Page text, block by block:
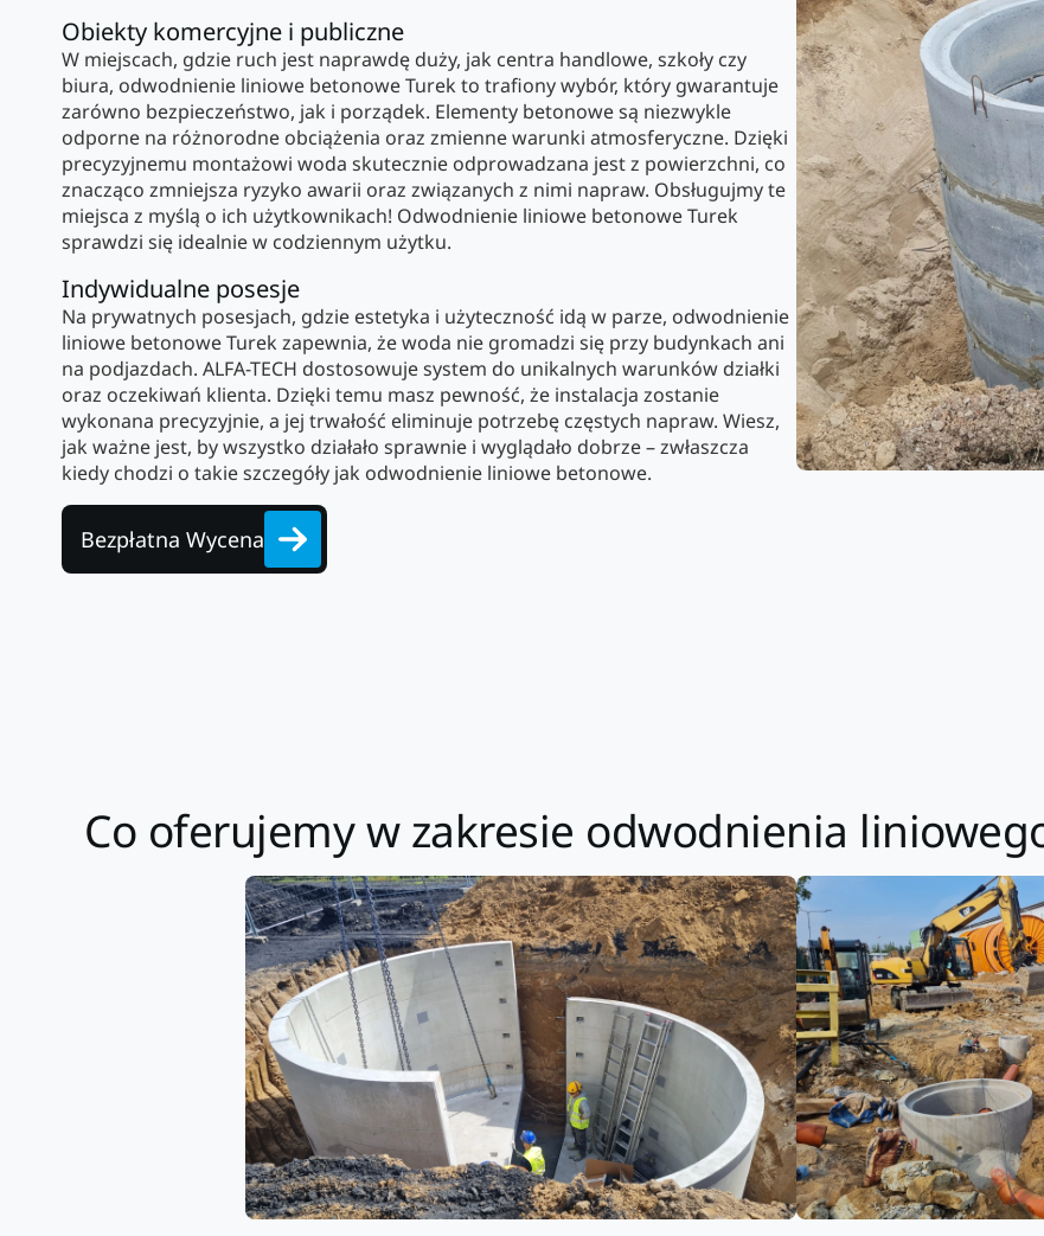
Obiekty komercyjne i publiczne
W miejscach, gdzie ruch jest naprawdę duży, jak centra handlowe, szkoły czy
biura, odwodnienie liniowe betonowe Turek to trafiony wybór, który gwarantuje
zarówno bezpieczeństwo, jak i porządek. Elementy betonowe są niezwykle
odporne na różnorodne obciążenia oraz zmienne warunki atmosferyczne. Dzięki
precyzyjnemu montażowi woda skutecznie odprowadzana jest z powierzchni, co
znacząco zmniejsza ryzyko awarii oraz związanych z nimi napraw. Obsługujmy te
miejsca z myślą o ich użytkownikach! Odwodnienie liniowe betonowe Turek
sprawdzi się idealnie w codziennym użytku.
Indywidualne posesje
Na prywatnych posesjach, gdzie estetyka i użyteczność idą w parze, odwodnienie
liniowe betonowe Turek zapewnia, że woda nie gromadzi się przy budynkach ani
na podjazdach. ALFA-TECH dostosowuje system do unikalnych warunków działki
oraz oczekiwań klienta. Dzięki temu masz pewność, że instalacja zostanie
wykonana precyzyjnie, a jej trwałość eliminuje potrzebę częstych napraw. Wiesz,
jak ważne jest, by wszystko działało sprawnie i wyglądało dobrze – zwłaszcza
kiedy chodzi o takie szczegóły jak odwodnienie liniowe betonowe.
Bezpłatna Wycena
Co oferujemy w zakresie odwodnienia